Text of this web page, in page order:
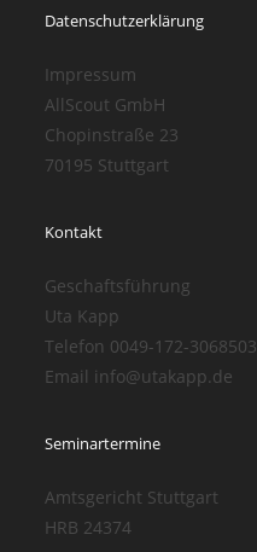
Datenschutzerklärung
Impressum
AllScout GmbH
Chopinstraße 23
70195 Stuttgart
Kontakt
Geschaftsführung
Uta Kapp
Telefon 0049-172-3068503
Email info@utakapp.de
Seminartermine
Amtsgericht Stuttgart
HRB 24374